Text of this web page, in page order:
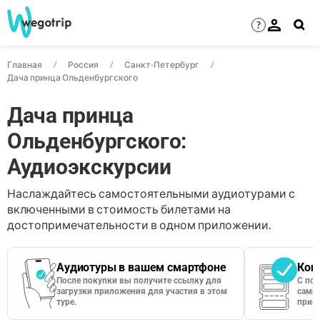
?
Главная Россия
Санкт-Петербург
Дача принца Ольденбургского
Дача принца
Ольденбургского:
Аудиоэкскурсии
Наслаждайтесь самостоятельными аудиотурами с
включенными в стоимость билетами на
достопримечательности в одном приложении.
Аудиотуры в вашем смартфоне
После покупки вы получите ссылку для
загрузки приложения для участия в этом
туре.
С
сами